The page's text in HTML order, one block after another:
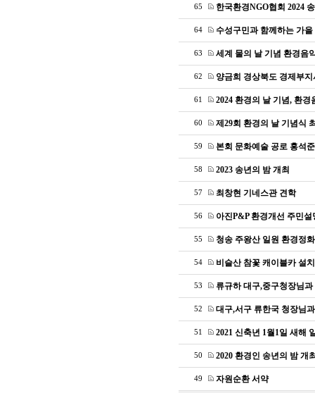
65 한국환경NGO협회 2024
64 수성구민과 함께하는 가
63 세계 물의 날 기념 환경음
62 양금희 경상북도 경제부
61 2024 환경의 날 기념, 환경
60 제29회 환경의 날 기념식
59 본회 문화예술 공로 홍석
58 2023 송년의 밤 개최
57 최창현 기네스관 견학
56 아진P&P 환경개선 주민설
55 청송 주왕산 일원 환경정
54 비슬산 참꽃 캐이블카 설
53 류규하 대구,중구청장님과
52 대구,서구 류한국 청장님
51 2021 신축년 1월1일 새해
50 2020 환경인 송년의 밤 개
49 자원순환 서약